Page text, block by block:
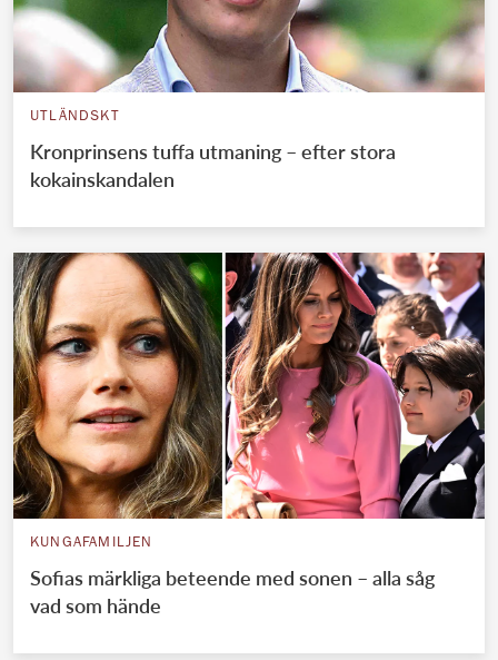
UTLÄNDSKT
Kronprinsens tuffa utmaning – efter stora
kokainskandalen
KUNGAFAMILJEN
Sofias märkliga beteende med sonen – alla såg
vad som hände